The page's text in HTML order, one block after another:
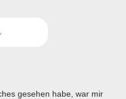
gesehen habe, war mir